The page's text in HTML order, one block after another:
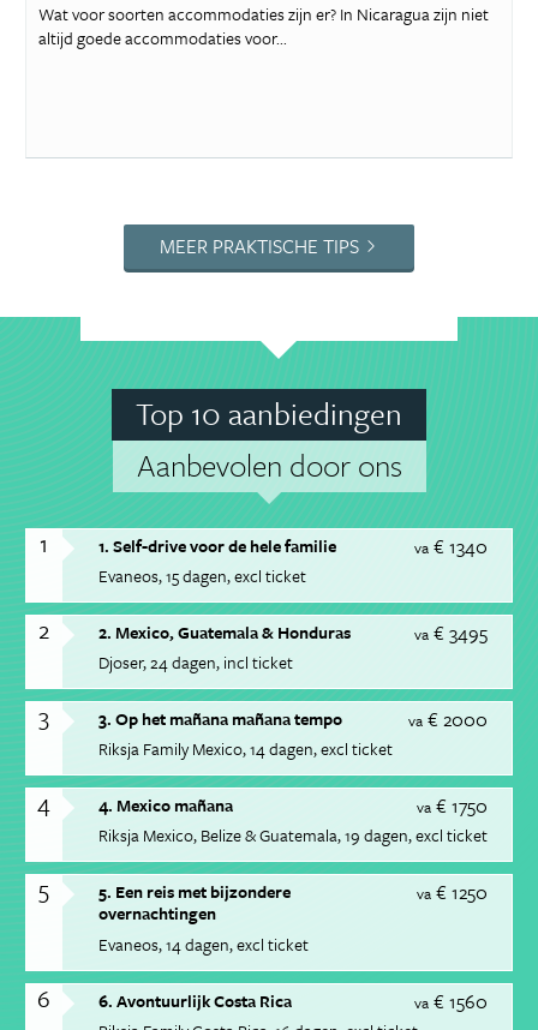
Wat voor soorten accommodaties zijn er? In Nicaragua zijn niet
altijd goede accommodaties voor...
MEER PRAKTISCHE TIPS
Top 10 aanbiedingen
Aanbevolen door ons
1 va € 1340
1. Self-drive voor de hele familie
Evaneos 15 dagen excl ticket
2 va € 3495
2. Mexico, Guatemala & Honduras
Djoser 24 dagen incl ticket
3 va € 2000
3. Op het mañana mañana tempo
Riksja Family Mexico 14 dagen excl ticket
4 va € 1750
4. Mexico mañana
Riksja Mexico, Belize & Guatemala 19 dagen excl ticket
5 va € 1250
5. Een reis met bijzondere
overnachtingen
Evaneos 14 dagen excl ticket
6 va € 1560
6. Avontuurlijk Costa Rica